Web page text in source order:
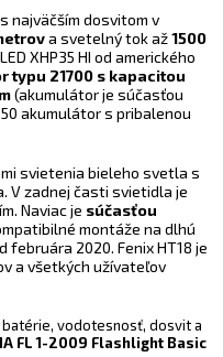
najväčším dosvitom v
a svetelný tok až1500
XHP35 HI od amerického
typu 21700 s kapacitou
(akumulátor je súčasťou
akumulátor s pribalenou
svietenia bieleho svetla s
V zadnej časti svietidla je
Naviac je súčasťou
montáže na dlhú
2020. Fenix ​​HT18 je
a všetkých užívateľov
vodotesnosť, dosvit a
FL 1-2009 Flashlight Basic